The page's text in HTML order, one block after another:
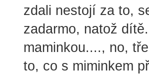
zdali nestojí za to,
zadarmo, natož
maminkou...., no,
to, co s miminkem